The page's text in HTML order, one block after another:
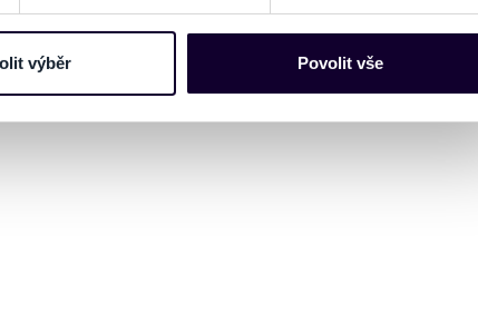
stránkách. Tyto informace mohou představovat
návštěvnosti webu nebo k personalizaci obsahu a reklam.
a jejich nastavení“.
výběr Povolit vše